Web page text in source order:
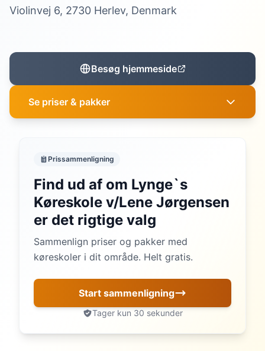
Violinvej 6, 2730 Herlev, Denmark
Besøg hjemmeside
Se priser & pakker
Prissammenligning
Find ud af om Lynge`s
Køreskole v/Lene Jørgensen
er det rigtige valg
Sammenlign priser og pakker med
køreskoler i dit område. Helt gratis.
Start sammenligning
Tager kun 30 sekunder